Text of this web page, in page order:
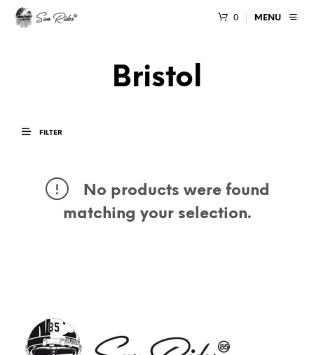
0 MENU
Bristol
FILTER
No products were found
matching your selection.